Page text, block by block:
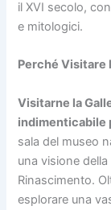
il XVI secolo,
e mitologici.
Perché Visitare
Visitarne la
indimenticabile
sala del museo
una visione
Rinascimento.
esplorare una